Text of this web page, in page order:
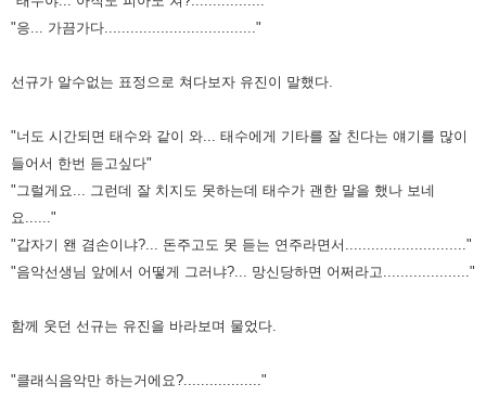
"응... 가끔가다..................................."
선규가 알수없는 표정으로 쳐다보자 유진이 말했다.
"너도 시간되면 태수와 같이 와... 태수에게 기타를 잘 친다는 얘기를 많이
들어서 한번 듣고싶다"
"그럴게요... 그런데 잘 치지도 못하는데 태수가 괜한 말을 했나 보네
요......"
"갑자기 왠 겸손이냐?... 돈주고도 못 듣는 연주라면서............................"
"음악선생님 앞에서 어떻게 그러냐?... 망신당하면 어쩌라고...................."
함께 웃던 선규는 유진을 바라보며 물었다.
"클래식음악만 하는거에요?.................."